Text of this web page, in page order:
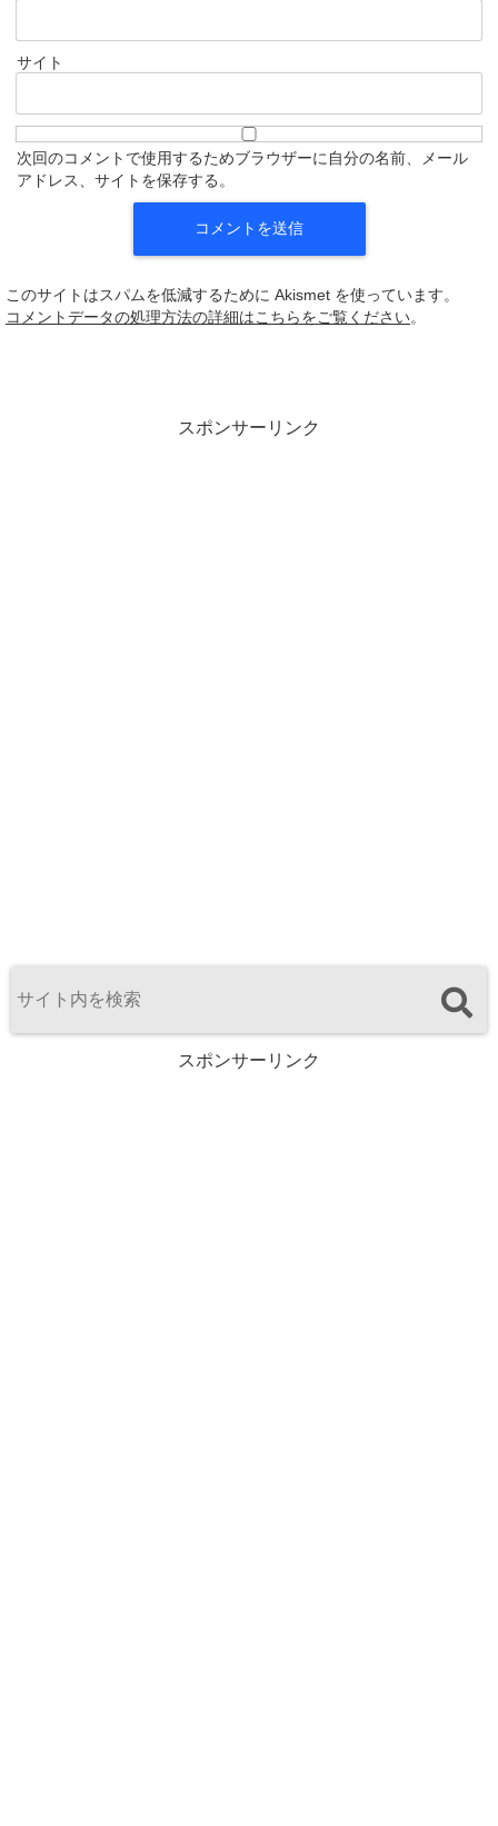
サイト
次回のコメントで使用するためブラウザーに自分の名前、メール
アドレス、サイトを保存する。
このサイトはスパムを低減するために Akismet を使っています。
コメントデータの処理方法の詳細はこちらをご覧ください。
スポンサーリンク
スポンサーリンク